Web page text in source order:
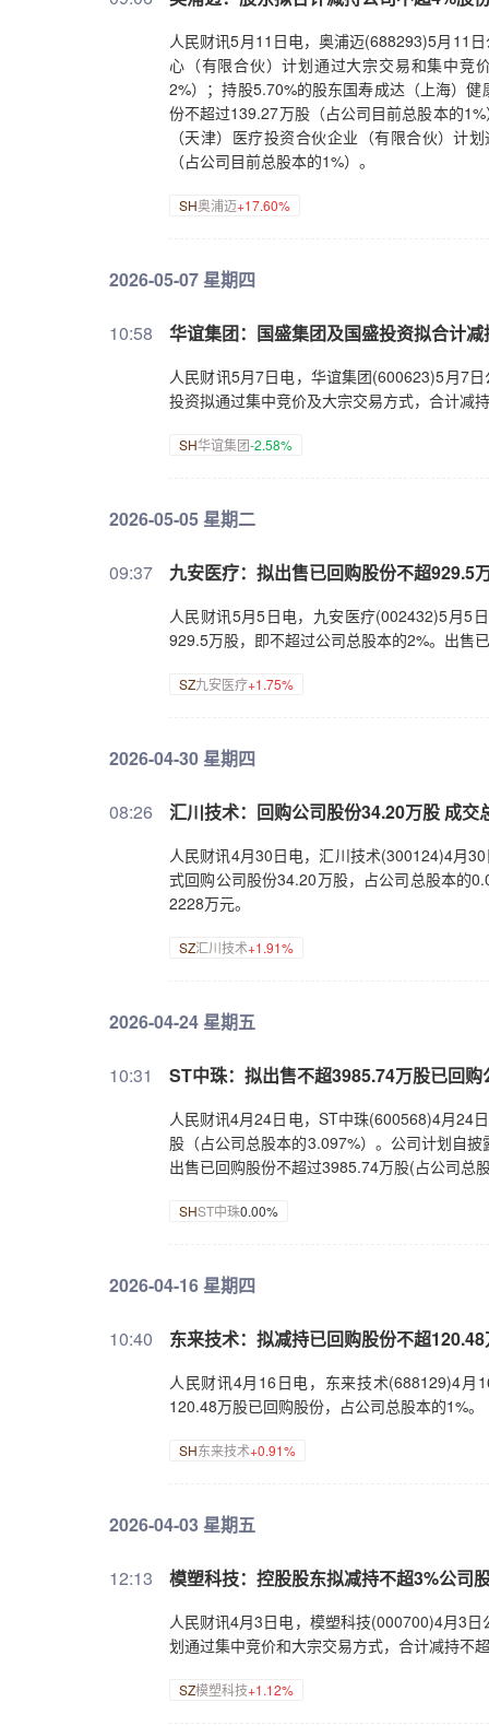
人民财讯5月11日电，奥浦迈(688293)5月11
心（有限合伙）计划通过大宗交易和集中竞
2%）；持股5.70%的股东国寿成达（上海）
份不超过139.27万股（占公司目前总股本的
（天津）医疗投资合伙企业（有限合伙）计
（占公司目前总股本的1%）。
SH奥浦迈+17.60%
2026-05-07 星期四
10:58 华谊集团：国盛集团及国盛投资拟合计
人民财讯5月7日电，华谊集团(600623)5月7
投资拟通过集中竞价及大宗交易方式，合计减
SH华谊集团-2.58%
2026-05-05 星期二
09:37 九安医疗：拟出售已回购股份不超929.5
人民财讯5月5日电，九安医疗(002432)5月5
929.5万股，即不超过公司总股本的2%。出售
SZ九安医疗+1.75%
2026-04-30 星期四
08:26 汇川技术：回购公司股份34.20万股 成交
人民财讯4月30日电，汇川技术(300124)4月
式回购公司股份34.20万股，占公司总股本的
2228万元。
SZ汇川技术+1.91%
2026-04-24 星期五
10:31 ST中珠：拟出售不超3985.74万股已回购
人民财讯4月24日电，ST中珠(600568)4月24
股（占公司总股本的3.097%）。公司计划自
出售已回购股份不超过3985.74万股(占公司总
SHST中珠0.00%
2026-04-16 星期四
10:40 东来技术：拟减持已回购股份不超
人民财讯4月16日电，东来技术(688129)4月
120.48万股已回购股份，占公司总股本的1%。
SH东来技术+0.91%
2026-04-03 星期五
12:13 模塑科技：控股股东拟减持不超3%公司
人民财讯4月3日电，模塑科技(000700)4月3
划通过集中竞价和大宗交易方式，合计减持不
SZ模塑科技+1.12%